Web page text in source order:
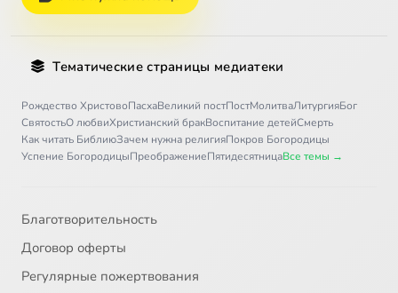
Тематические страницы медиатеки
Рождество ХристовоПасхаВеликий постПостМолитваЛитургияБог
СвятостьО любвиХристианский бракВоспитание детейСмерть
Как читать БиблиюЗачем нужна религияПокров Богородицы
Успение БогородицыПреображениеПятидесятницаВсе темы →
Благотворительность
Договор оферты
Регулярные пожертвования